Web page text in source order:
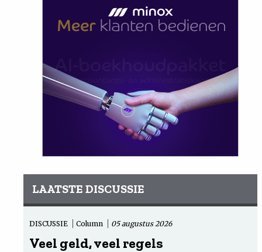
LAATSTE DISCUSSIE
DISCUSSIE Column 05 augustus 2026
Veel geld, veel regels